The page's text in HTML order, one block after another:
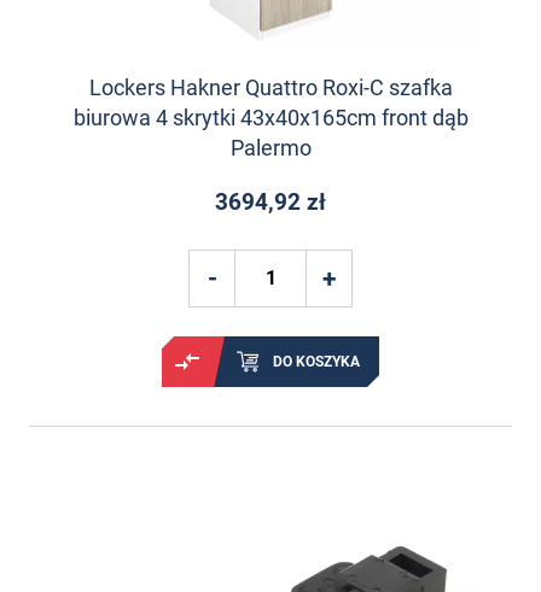
Lockers Hakner Quattro Roxi-C szafka
biurowa 4 skrytki 43x40x165cm front dąb
Palermo
3694,92 zł
DO KOSZYKA